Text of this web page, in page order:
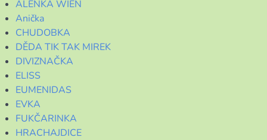
ALENKA WIEN
Anička
CHUDOBKA
DĚDA TIK TAK MIREK
DIVIZNAČKA
ELISS
EUMENIDAS
EVKA
FUKČARINKA
HRACHAJDICE